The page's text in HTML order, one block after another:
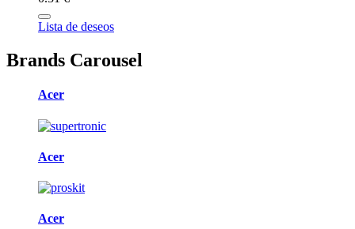
Lista de deseos
Brands Carousel
Acer
Acer
Acer